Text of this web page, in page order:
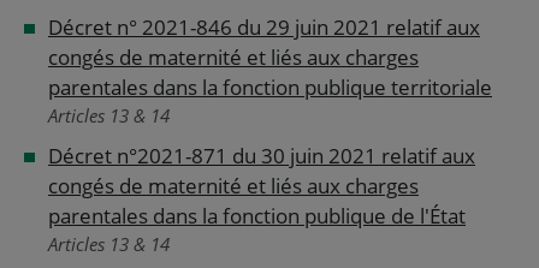
Décret n° 2021-846 du 29 juin 2021 relatif aux
congés de maternité et liés aux charges
parentales dans la fonction publique territoriale
Articles 13 & 14
Décret n°2021-871 du 30 juin 2021 relatif aux
congés de maternité et liés aux charges
parentales dans la fonction publique de l'État
Articles 13 & 14